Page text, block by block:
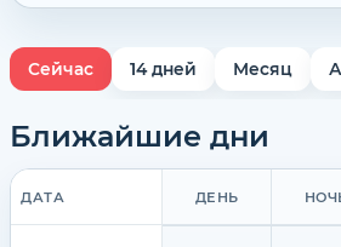
Сейчас 14 дней Месяц
Ближайшие дни
ДАТА ДЕНЬ